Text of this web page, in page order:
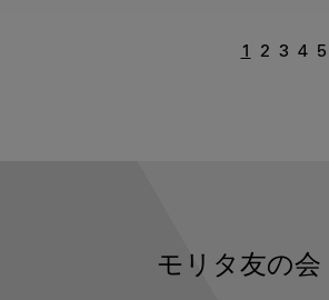
1 2 3 4 5
モリタ友の会